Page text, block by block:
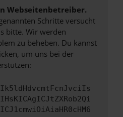
Webseitenbetreiber.
Schritte versucht
bitte. Wir werden
zu beheben. Du kannst
um uns bei der